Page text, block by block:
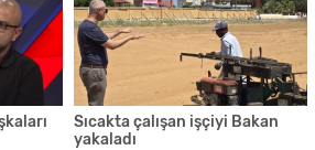
Sıcakta çalışan işçiyi Bakan
yakaladı